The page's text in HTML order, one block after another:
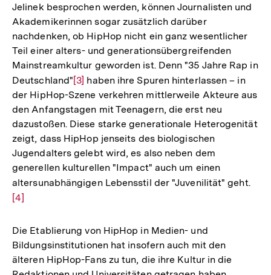
Jelinek besprochen werden, können Journalisten und
Akademikerinnen sogar zusätzlich darüber
nachdenken, ob HipHop nicht ein ganz wesentlicher
Teil einer alters- und generationsübergreifenden
Mainstreamkultur geworden ist. Denn "35 Jahre Rap in
Deutschland"Zur
Auflösung
der
Fußnote
[3] haben ihre Spuren hinterlassen – in
der HipHop-Szene verkehren mittlerweile Akteure aus
den Anfangstagen mit Teenagern, die erst neu
dazustoßen. Diese starke generationale Heterogenität
zeigt, dass HipHop jenseits des biologischen
Jugendalters gelebt wird, es also neben dem
generellen kulturellen "Impact" auch um einen
altersunabhängigen Lebensstil der "Juvenilität" geht.
[4]
Die Etablierung von HipHop in Medien- und
Bildungsinstitutionen hat insofern auch mit den
älteren HipHop-Fans zu tun, die ihre Kultur in die